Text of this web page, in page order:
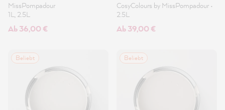
MissPompadour
1L, 2.5L
Ab 36,00 €
CosyColours by MissPompadour •
2.5L
Ab 39,00 €
Beliebt Beliebt